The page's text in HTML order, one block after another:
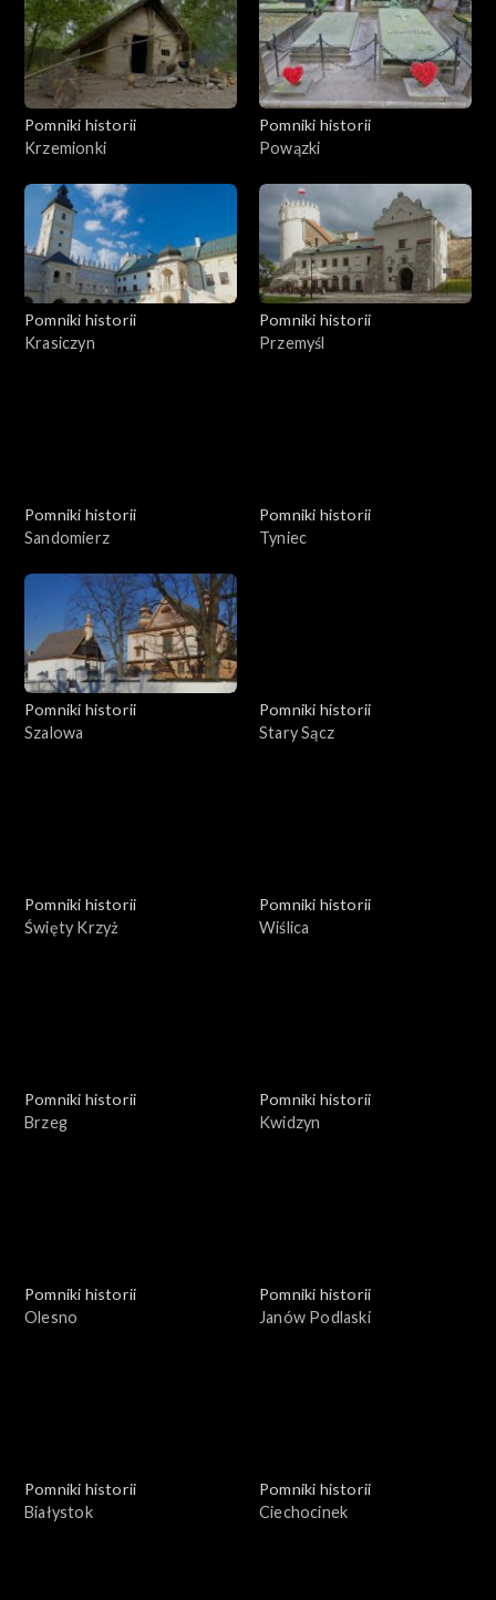
Pomniki historii
Krzemionki
Pomniki historii
Powązki
Pomniki historii
Krasiczyn
Pomniki historii
Przemyśl
Pomniki historii
Sandomierz
Pomniki historii
Tyniec
Pomniki historii
Szalowa
Pomniki historii
Stary Sącz
Pomniki historii
Święty Krzyż
Pomniki historii
Wiślica
Pomniki historii
Brzeg
Pomniki historii
Kwidzyn
Pomniki historii
Olesno
Pomniki historii
Janów Podlaski
Pomniki historii
Białystok
Pomniki historii
Ciechocinek